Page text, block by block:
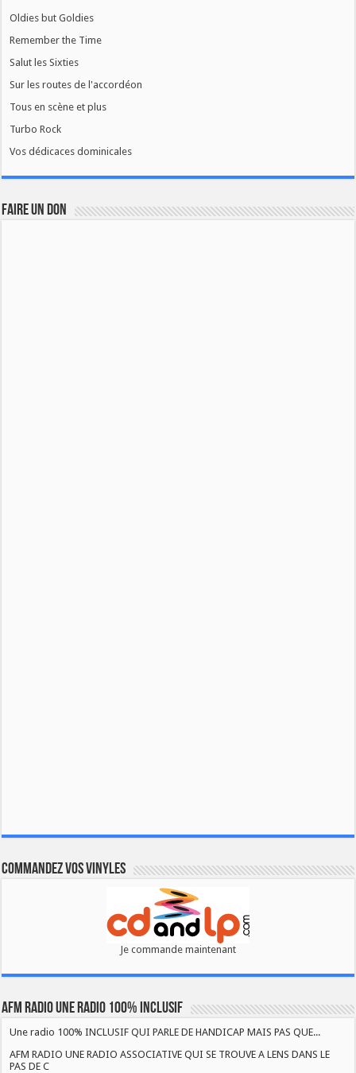
Oldies but Goldies
Remember the Time
Salut les Sixties
Sur les routes de l'accordéon
Tous en scène et plus
Turbo Rock
Vos dédicaces dominicales
FAIRE UN DON
Commandez vos vinyles
Je commande maintenant
AFM RADIO UNE RADIO 100% INCLUSIF
Une radio 100% INCLUSIF QUI PARLE DE HANDICAP MAIS PAS QUE...
AFM RADIO UNE RADIO ASSOCIATIVE QUI SE TROUVE A LENS DANS LE
PAS DE C